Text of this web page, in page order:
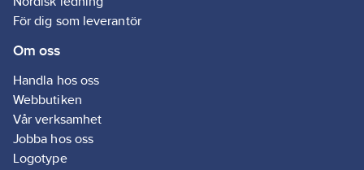
För dig som leverantör
Om oss
Handla hos oss
Webbutiken
Vår verksamhet
Jobba hos oss
Logotype